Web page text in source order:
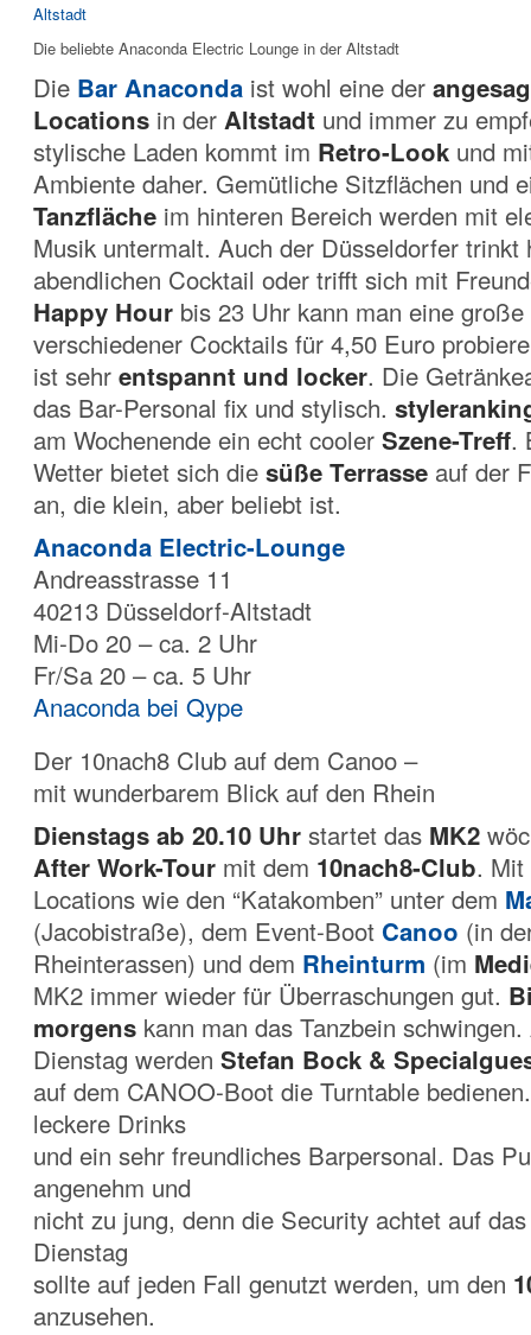
Die beliebte Anaconda Electric Lounge in der Altstadt
Die Bar Anaconda ist wohl eine der
Locations in der Altstadt und immer zu
stylische Laden kommt im Retro-Look und
Ambiente daher. Gemütliche Sitzflächen und
Tanzfläche im hinteren Bereich werden mit
Musik untermalt. Auch der Düsseldorfer trinkt
abendlichen Cocktail oder trifft sich mit
Happy Hour bis 23 Uhr kann man eine
verschiedener Cocktails für 4,50 Euro
ist sehr entspannt und locker. Die
das Bar-Personal fix und stylisch.
am Wochenende ein echt cooler Szene-Treff.
Wetter bietet sich die süße Terrasse auf der
an, die klein, aber beliebt ist.
Anaconda Electric-Lounge
Andreasstrasse 11
40213 Düsseldorf-Altstadt
Mi-Do 20 – ca. 2 Uhr
Fr/Sa 20 – ca. 5 Uhr
Anaconda bei Qype
Der 10nach8 Club auf dem Canoo –
mit wunderbarem Blick auf den Rhein
Dienstags ab 20.10 Uhr startet das MK2
After Work-Tour mit dem 10nach8-Club. Mit
Locations wie den “Katakomben” unter dem
(Jacobistraße), dem Event-Boot Canoo (in
Rheinterassen) und dem Rheinturm (im
MK2 immer wieder für Überraschungen gut.
morgens kann man das Tanzbein
Dienstag werden Stefan Bock &
auf dem CANOO-Boot die Turntable
leckere Drinks
und ein sehr freundliches Barpersonal. Das
angenehm und
nicht zu jung, denn die Security achtet auf
Dienstag
sollte auf jeden Fall genutzt werden, um den
anzusehen.